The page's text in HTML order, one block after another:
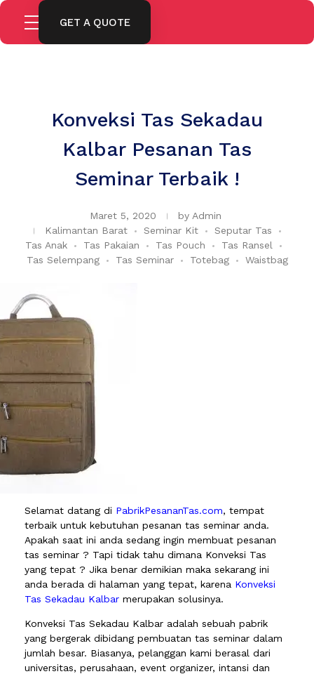
GET A QUOTE
Konveksi Tas Sekadau
Kalbar Pesanan Tas
Seminar Terbaik !
Maret 5, 2020 by Admin
Kalimantan Barat
Seminar Kit
Seputar Tas
Tas Anak
Tas Pakaian Tas Pouch
Tas Ransel
Tas Selempang
Tas Seminar Totebag Waistbag
Selamat datang di PabrikPesananTas.com, tempat
terbaik untuk kebutuhan pesanan tas seminar anda.
Apakah saat ini anda sedang ingin membuat pesanan
tas seminar ? Tapi tidak tahu dimana Konveksi Tas
yang tepat ? Jika benar demikian maka sekarang ini
anda berada di halaman yang tepat, karena Konveksi
Tas Sekadau Kalbar merupakan solusinya.
Konveksi Tas Sekadau Kalbar adalah sebuah pabrik
yang bergerak dibidang pembuatan tas seminar dalam
jumlah besar. Biasanya, pelanggan kami berasal dari
universitas, perusahaan, event organizer, intansi dan